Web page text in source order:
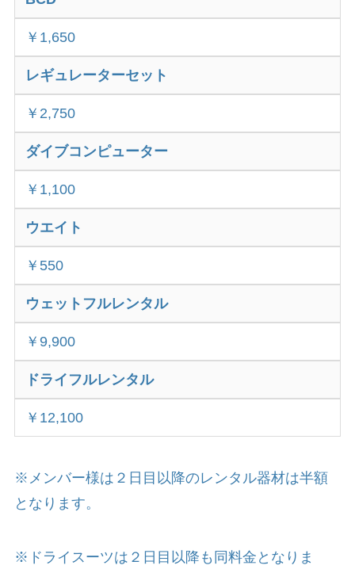
￥1,650
レギュレーターセット
￥2,750
ダイブコンピューター
￥1,100
ウエイト
￥550
ウェットフルレンタル
￥9,900
ドライフルレンタル
￥12,100
※メンバー様は２日目以降のレンタル器材は半額
となります。
※ドライスーツは２日目以降も同料金となりま